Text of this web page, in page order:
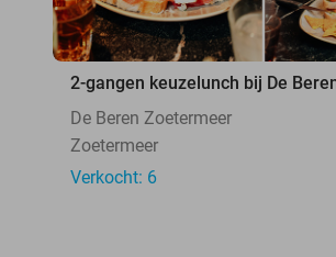
2-gangen keuzelunch bij De
De Beren Zoetermeer
Zoetermeer
Verkocht: 6